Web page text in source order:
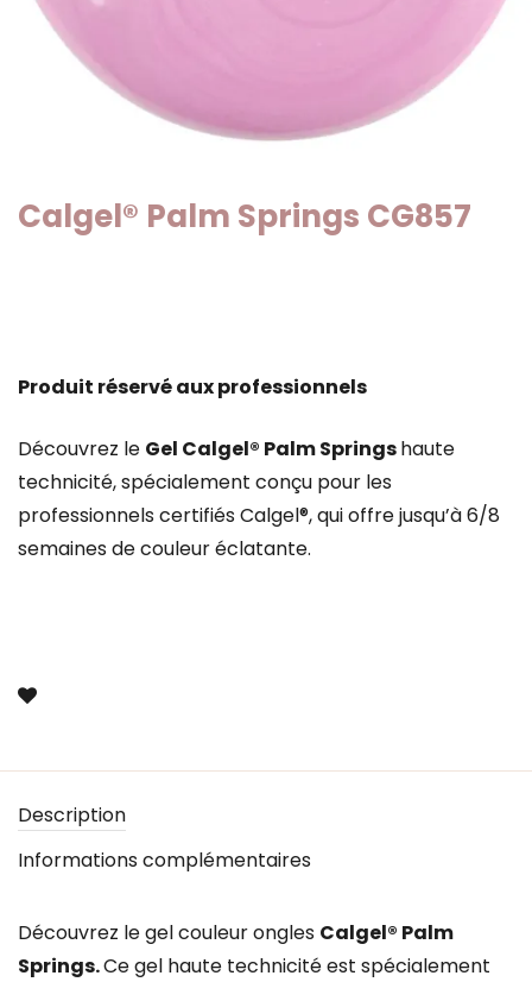
Calgel® Palm Springs CG857
Produit réservé aux professionnels
Découvrez le Gel Calgel® Palm Springshaute
technicité, spécialement conçu pour les
professionnels certifiés Calgel®, qui offre jusqu’à 6/8
semaines de couleur éclatante.
Description
Informations complémentaires
Découvrez le gel couleur ongles Calgel® Palm
Springs.Ce gel haute technicité est spécialement